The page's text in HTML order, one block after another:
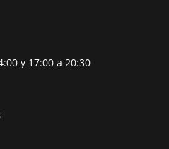
y 17:00 a 20:30